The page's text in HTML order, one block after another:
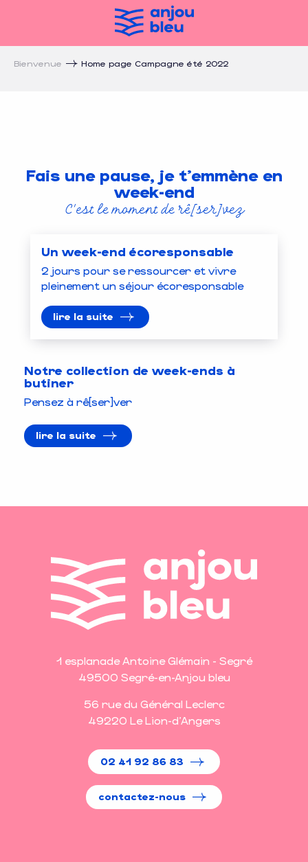
Bienvenue Home page Campagne été 2022
Fais une pause, je t'emmène en
week-end
C'est le moment de rê[ser]vez
Un week-end écoresponsable
2 jours pour se ressourcer et vivre
pleinement un séjour écoresponsable
lire la suite
Notre collection de week-ends à
butiner
Pensez à rê[ser]ver
lire la suite
1 esplanade Antoine Glémain - Segré
49500 Segré-en-Anjou bleu
56 rue du Général Leclerc
49220 Le Lion-d'Angers
02 41 92 86 83
contactez-nous